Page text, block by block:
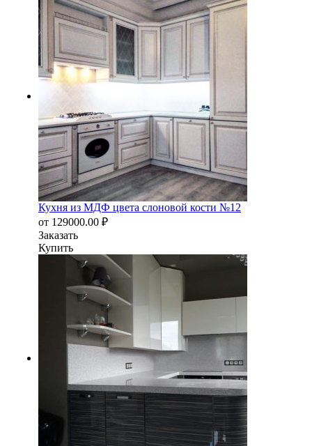
Кухня из МДФ цвета слоновой кости №12
от 129000.00 ₽
Заказать
Купить